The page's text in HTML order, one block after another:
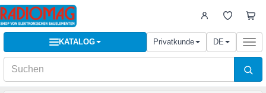
KATALOG Privatkunde DE